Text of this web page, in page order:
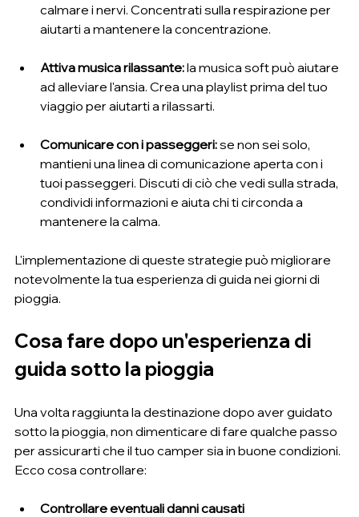
calmare i nervi. Concentrati sulla respirazione per
aiutarti a mantenere la concentrazione.
Attiva musica rilassante: la musica soft può aiutare
ad alleviare l'ansia. Crea una playlist prima del tuo
viaggio per aiutarti a rilassarti.
Comunicare con i passeggeri: se non sei solo,
mantieni una linea di comunicazione aperta con i
tuoi passeggeri. Discuti di ciò che vedi sulla strada,
condividi informazioni e aiuta chi ti circonda a
mantenere la calma.
L'implementazione di queste strategie può migliorare
notevolmente la tua esperienza di guida nei giorni di
pioggia.
Cosa fare dopo un'esperienza di
guida sotto la pioggia
Una volta raggiunta la destinazione dopo aver guidato
sotto la pioggia, non dimenticare di fare qualche passo
per assicurarti che il tuo camper sia in buone condizioni.
Ecco cosa controllare:
Controllare eventuali danni causati